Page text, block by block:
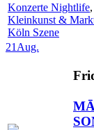
Konzerte Nightlife,
Kleinkunst &
Köln Szene
21 Aug.